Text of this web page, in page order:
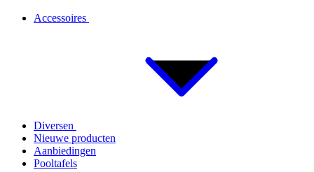
Accessoires
Diversen
Nieuwe producten
Aanbiedingen
Pooltafels